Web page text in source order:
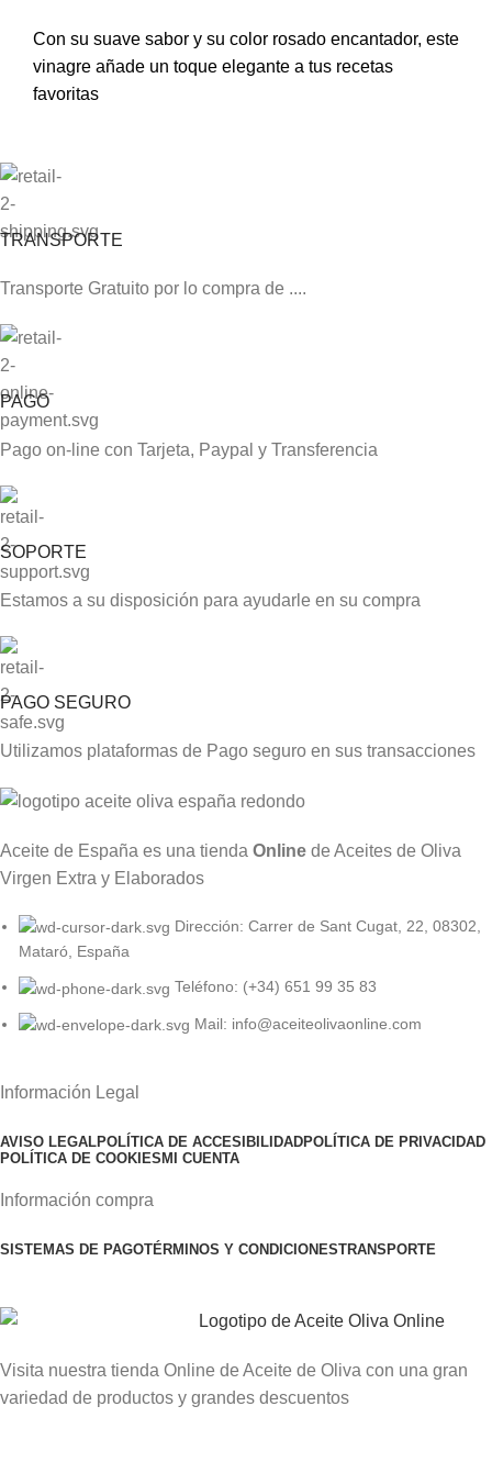
Con su suave sabor y su color rosado encantador, este
vinagre añade un toque elegante a tus recetas
favoritas
TRANSPORTE
Transporte Gratuito por lo compra de ....
PAGO
Pago on-line con Tarjeta, Paypal y Transferencia
SOPORTE
Estamos a su disposición para ayudarle en su compra
PAGO SEGURO
Utilizamos plataformas de Pago seguro en sus transacciones
Aceite de España es una tiendaOnline de Aceites de Oliva
Virgen Extra y Elaborados
Dirección: Carrer de Sant Cugat, 22, 08302,
Mataró, España
Teléfono: (+34) 651 99 35 83
Mail: info@aceiteolivaonline.com
Información Legal
AVISO LEGALPOLÍTICA DE ACCESIBILIDADPOLÍTICA DE PRIVACIDAD
POLÍTICA DE COOKIES MI CUENTA
Información compra
SISTEMAS DE PAGOTÉRMINOS Y CONDICIONESTRANSPORTE
Visita nuestra tienda Online de Aceite de Oliva con una gran
variedad de productos y grandes descuentos